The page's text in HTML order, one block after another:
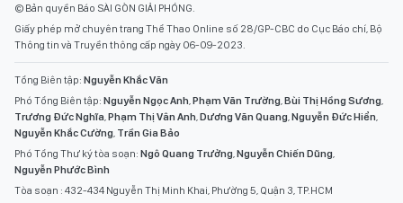
© Bản quyền Báo SÀI GÒN GIẢI PHÓNG.
Giấy phép mở chuyên trang Thể Thao Online số 28/GP-CBC do Cục Báo chí, Bộ
Thông tin và Truyền thông cấp ngày 06-09-2023.
Tổng Biên tập: Nguyễn Khắc Văn
Phó Tổng Biên tập: Nguyễn Ngọc Anh Phạm Văn Trường Bùi Thị Hồng Sương
Trương Đức Nghĩa Phạm Thị Vân Anh Dương Văn Quang Nguyễn Đức Hiển
Nguyễn Khắc Cường Trần Gia Bảo
Phó Tổng Thư ký tòa soạn: Ngô Quang Trưởng Nguyễn Chiến Dũng
Nguyễn Phước Bình
Tòa soạn : 432-434 Nguyễn Thị Minh Khai, Phường 5, Quận 3, TP.HCM